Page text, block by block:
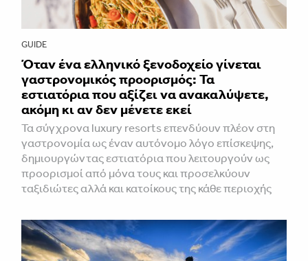
GUIDE
Όταν ένα ελληνικό ξενοδοχείο γίνεται
γαστρονομικός προορισμός: Τα
εστιατόρια που αξίζει να ανακαλύψετε,
ακόμη κι αν δεν μένετε εκεί
Τα σύγχρονα luxury resorts επενδύουν πλέον στη
γαστρονομία ως έναν αυτόνομο λόγο επίσκεψης,
δημιουργώντας εστιατόρια που λειτουργούν ως
προορισμοί από μόνα τους και προσελκύουν
ταξιδιώτες αλλά και κατοίκους της κάθε περιοχής